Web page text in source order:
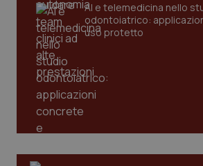
AI e telemedicina nello
odontoiatrico:
uso protetto
tracking-sites-ironfish-
tracking-enable